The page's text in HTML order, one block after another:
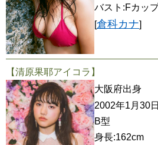
バスト:Fカッ
[倉科カナ]
【清原果耶アイコラ】
大阪府出身
2002年1月30
B型
身長:162cm